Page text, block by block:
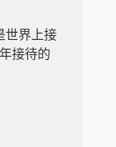
世界上接
接待的